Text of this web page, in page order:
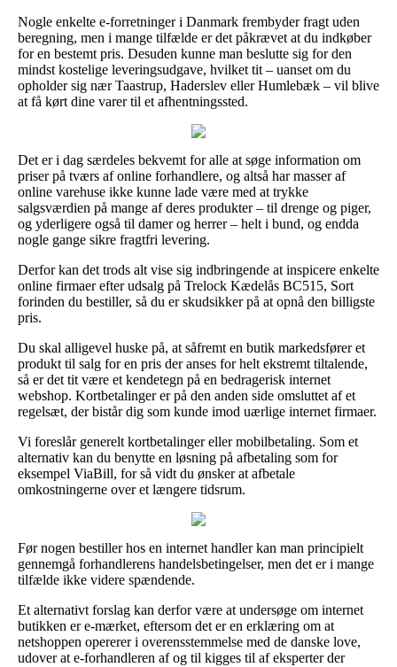
Nogle enkelte e-forretninger i Danmark frembyder fragt uden
beregning, men i mange tilfælde er det påkrævet at du indkøber
for en bestemt pris. Desuden kunne man beslutte sig for den
mindst kostelige leveringsudgave, hvilket tit – uanset om du
opholder sig nær Taastrup, Haderslev eller Humlebæk – vil blive
at få kørt dine varer til et afhentningssted.
Det er i dag særdeles bekvemt for alle at søge information om
priser på tværs af online forhandlere, og altså har masser af
online varehuse ikke kunne lade være med at trykke
salgsværdien på mange af deres produkter – til drenge og piger,
og yderligere også til damer og herrer – helt i bund, og endda
nogle gange sikre fragtfri levering.
Derfor kan det trods alt vise sig indbringende at inspicere enkelte
online firmaer efter udsalg på Trelock Kædelås BC515, Sort
forinden du bestiller, så du er skudsikker på at opnå den billigste
pris.
Du skal alligevel huske på, at såfremt en butik markedsfører et
produkt til salg for en pris der anses for helt ekstremt tiltalende,
så er det tit være et kendetegn på en bedragerisk internet
webshop. Kortbetalinger er på den anden side omsluttet af et
regelsæt, der bistår dig som kunde imod uærlige internet firmaer.
Vi foreslår generelt kortbetalinger eller mobilbetaling. Som et
alternativ kan du benytte en løsning på afbetaling som for
eksempel ViaBill, for så vidt du ønsker at afbetale
omkostningerne over et længere tidsrum.
Før nogen bestiller hos en internet handler kan man principielt
gennemgå forhandlerens handelsbetingelser, men det er i mange
tilfælde ikke videre spændende.
Et alternativt forslag kan derfor være at undersøge om internet
butikken er e-mærket, eftersom det er en erklæring om at
netshoppen opererer i overensstemmelse med de danske love,
udover at e-forhandleren af og til kigges til af eksperter der